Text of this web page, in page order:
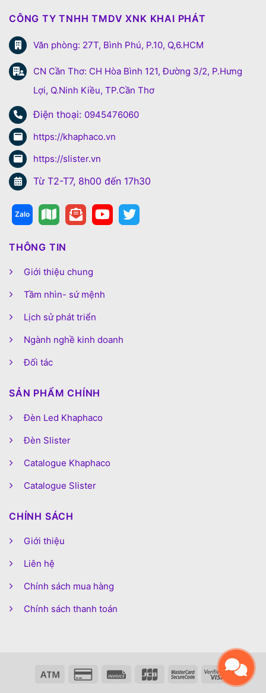
CÔNG TY TNHH TMDV XNK KHAI PHÁT
Văn phòng: 27T, Bình Phú, P.10, Q,6.HCM
CN Cần Thơ: CH Hòa Bình 121, Đường 3/2, P.Hưng
Lợi, Q.Ninh Kiều, TP.Cần Thơ
Điện thoại: 0945476060
https://khaphaco.vn
https://slister.vn
Từ T2-T7, 8h00 đến 17h30
THÔNG TIN
Giới thiệu chung
Tầm nhìn- sứ mệnh
Lịch sử phát triển
Ngành nghề kinh doanh
Đối tác
SẢN PHẨM CHÍNH
Đèn Led Khaphaco
Đèn Slister
Catalogue Khaphaco
Catalogue Slister
CHÍNH SÁCH
Giới thiệu
Liên hệ
Chính sách mua hàng
Chính sách thanh toán